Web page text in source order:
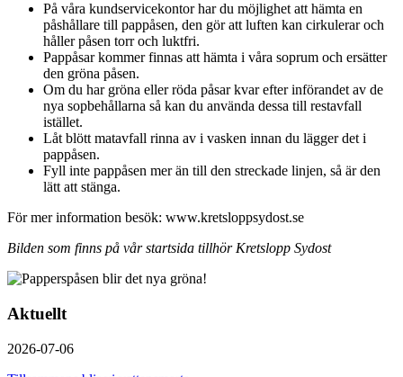
På våra kundservicekontor har du möjlighet att hämta en
påshållare till pappåsen, den gör att luften kan cirkulerar och
håller påsen torr och luktfri.
Pappåsar kommer finnas att hämta i våra soprum och ersätter
den gröna påsen.
Om du har gröna eller röda påsar kvar efter införandet av de
nya sopbehållarna så kan du använda dessa till restavfall
istället.
Låt blött matavfall rinna av i vasken innan du lägger det i
pappåsen.
Fyll inte pappåsen mer än till den streckade linjen, så är den
lätt att stänga.
För mer information besök: www.kretsloppsydost.se
Bilden som finns på vår startsida tillhör Kretslopp Sydost
Aktuellt
2026-07-06